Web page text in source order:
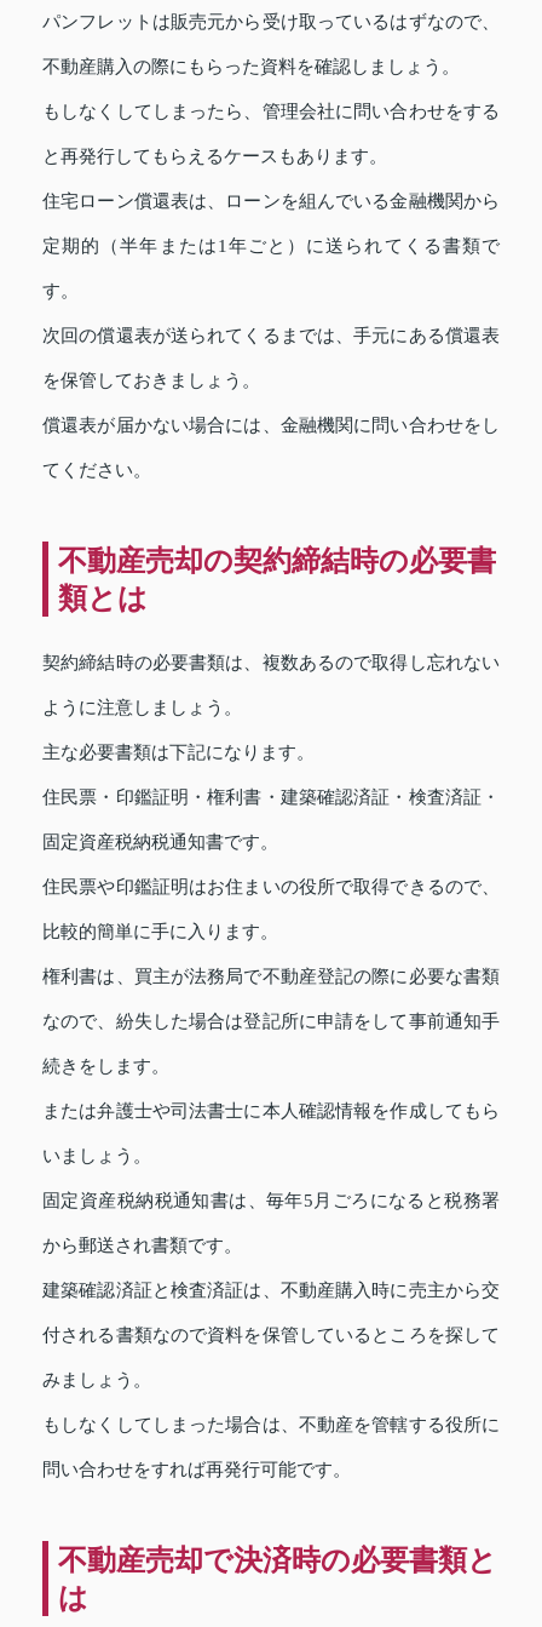
パンフレットは販売元から受け取っているはずなので、
不動産購入の際にもらった資料を確認しましょう。
もしなくしてしまったら、管理会社に問い合わせをする
と再発行してもらえるケースもあります。
住宅ローン償還表は、ローンを組んでいる金融機関から
定期的（半年または1年ごと）に送られてくる書類で
す。
次回の償還表が送られてくるまでは、手元にある償還表
を保管しておきましょう。
償還表が届かない場合には、金融機関に問い合わせをし
てください。
不動産売却の契約締結時の必要書
類とは
契約締結時の必要書類は、複数あるので取得し忘れない
ように注意しましょう。
主な必要書類は下記になります。
住民票・印鑑証明・権利書・建築確認済証・検査済証・
固定資産税納税通知書です。
住民票や印鑑証明はお住まいの役所で取得できるので、
比較的簡単に手に入ります。
権利書は、買主が法務局で不動産登記の際に必要な書類
なので、紛失した場合は登記所に申請をして事前通知手
続きをします。
または弁護士や司法書士に本人確認情報を作成してもら
いましょう。
固定資産税納税通知書は、毎年5月ごろになると税務署
から郵送され書類です。
建築確認済証と検査済証は、不動産購入時に売主から交
付される書類なので資料を保管しているところを探して
みましょう。
もしなくしてしまった場合は、不動産を管轄する役所に
問い合わせをすれば再発行可能です。
不動産売却で決済時の必要書類と
は